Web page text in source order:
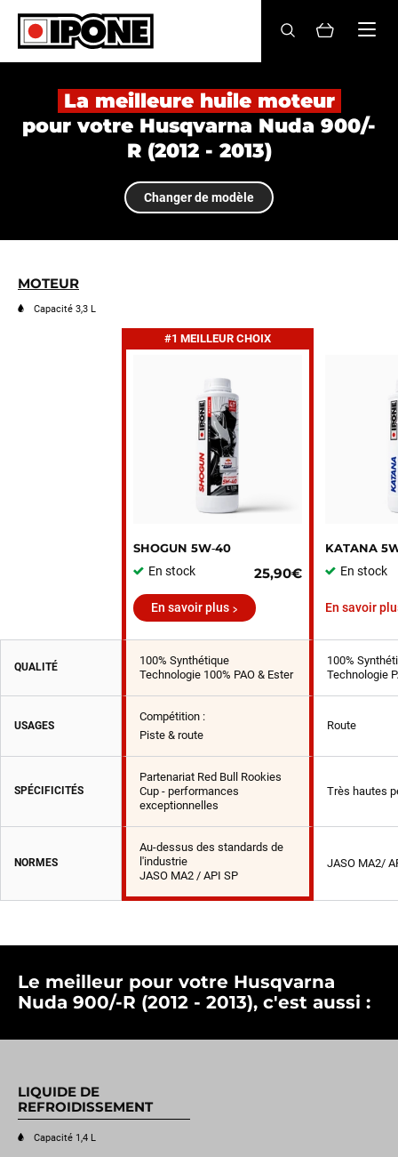
Ipone
HUILES MOTEUR
ENTRETIEN
MAINTENANCE
Revendeurs
BE
La meilleure huile moteur
pour votre Husqvarna Nuda 900/-
R (2012 - 2013)
Changer de modèle
MOTEUR
Capacité 3,3 L
#1 MEILLEUR CHOIX
SHOGUN 5W‑40
En stock
25,90€
KATANA
En stock
En savoir plus En savoir
QUALITÉ
100% Synthétique
Technologie 100% PAO & Ester
100%
Technologie
USAGES
Compétition :
Piste & route
Route
SPÉCIFICITÉS
Partenariat Red Bull Rookies
Cup - performances
exceptionnelles
Très hautes
NORMES
Au-dessus des standards de
l'industrie
JASO MA2 / API SP
JASO MA2/
Le meilleur pour votre Husqvarna
Nuda 900/-R (2012 - 2013), c'est aussi :
LIQUIDE DE
REFROIDISSEMENT
Capacité 1,4 L